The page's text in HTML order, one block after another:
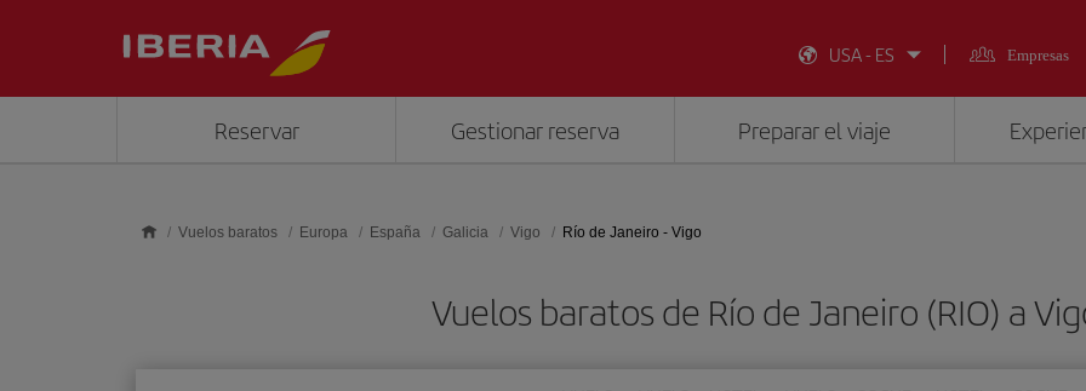
USA - ES
Empresas
Reservar Gestionar reserva Preparar el viaje
Vuelos baratos Europa España Galicia Vigo Río de Janeiro - Vigo
Vuelos baratos de Río de Janeiro (RIO) a